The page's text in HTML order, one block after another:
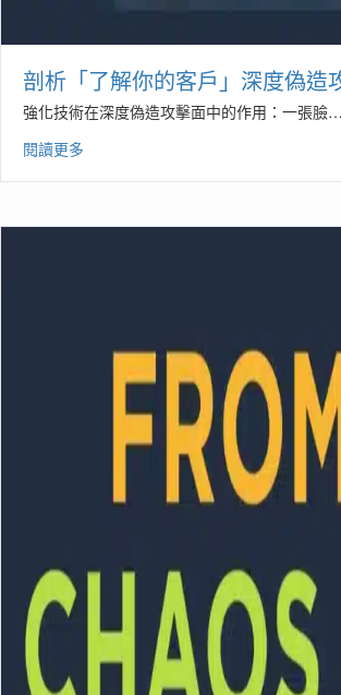
剖析「了解你的客戶」深度偽造
強化技術在深度偽造攻擊面中的作用：一張臉…
閱讀更多